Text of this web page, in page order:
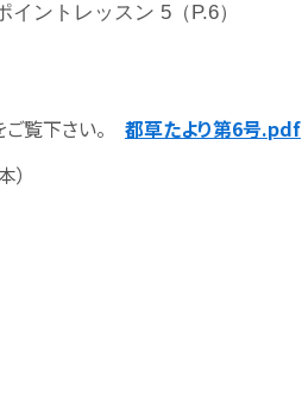
イントレッスン 5（P.6）
覧下さい。 都草たより第6号.pdf